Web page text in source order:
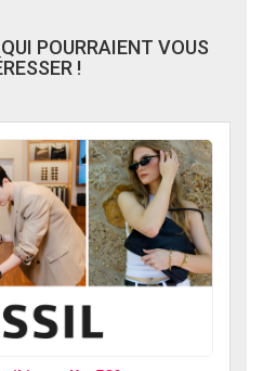
POURRAIENT VOUS
!